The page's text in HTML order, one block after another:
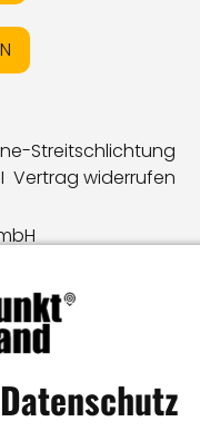
Streitschlichtung
I Vertrag widerrufen